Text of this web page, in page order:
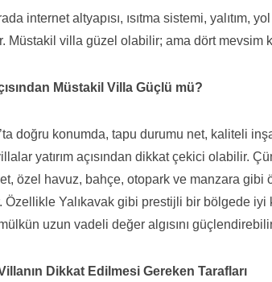
internet altyapısı, ısıtma sistemi, yalıtım,
Müstakil villa güzel olabilir; ama dört mevsim
Müstakil Villa Güçlü mü?
doğru konumda, tapu durumu net, kaliteli
yatırım açısından dikkat çekici olabilir.
özel havuz, bahçe, otopark ve manzara
Özellikle Yalıkavak gibi prestijli bir bölgede
uzun vadeli değer algısını
Dikkat Edilmesi Gereken Tarafları